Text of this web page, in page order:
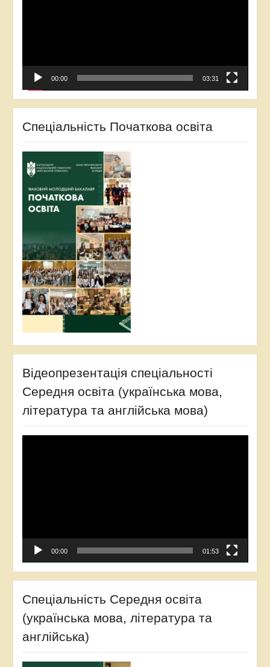
00:00 03:31
Спеціальність Початкова освіта
Відеопрезентація спеціальності
Середня освіта (українська мова,
література та англійська мова)
00:00 01:53
Спеціальність Середня освіта
(українська мова, література та
англійська)